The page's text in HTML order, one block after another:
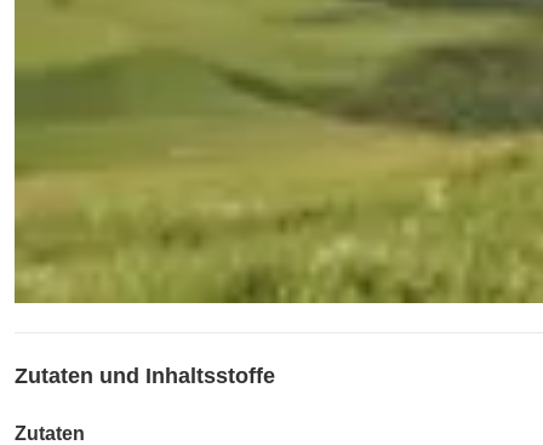
Zutaten und Inhaltsstoffe
Zutaten